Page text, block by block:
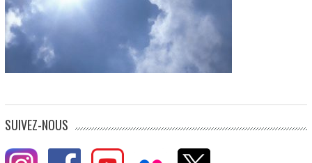
SUIVEZ-NOUS